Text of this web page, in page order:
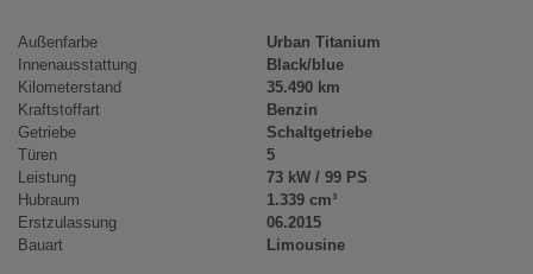
Außenfarbe
Urban Titanium
Innenausstattung
Black/blue
Kilometerstand
35.490 km
Kraftstoffart
Benzin
Getriebe
Schaltgetriebe
Türen
5
Leistung
73 kW / 99 PS
Hubraum
1.339 cm³
Erstzulassung
06.2015
Bauart
Limousine